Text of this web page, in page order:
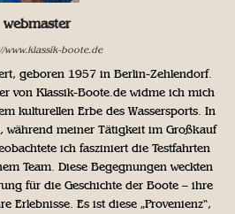
webmaster
www.klassik-boote.de
geboren 1957 in Berlin-Zehlendorf.
von Klassik-Boote.de widme ich mich
kulturellen Erbe des Wassersports. In
während meiner Tätigkeit im Großkauf
ich fasziniert die Testfahrten
Team. Diese Begegnungen weckten
für die Geschichte der Boote – ihre
Erlebnisse. Es ist diese „Provenienz“,